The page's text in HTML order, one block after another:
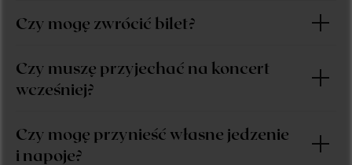
Czy mogę zwrócić bilet?
Czy muszę przyjechać na koncert
wcześniej?
Czy mogę przynieść własne jedzenie
i napoje?